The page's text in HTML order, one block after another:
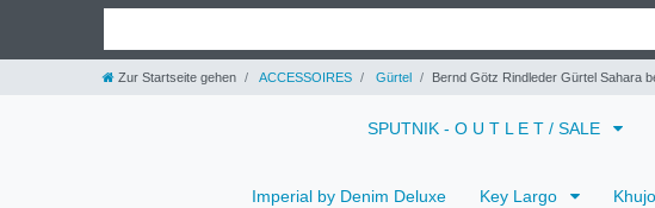
Zur Startseite gehen ACCESSOIRES Gürtel Bernd Götz Rindleder Gürtel Sahara
SPUTNIK - O U T L E T / SALE
Imperial by Denim Deluxe Key Largo Khujo